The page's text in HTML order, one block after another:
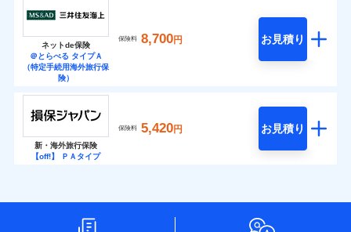
ネットde保険
＠とらべる タイプＡ
（特定手続用海外旅行保
険）
保険料 8,700円 お見積り
新・海外旅行保険
【off!】 ＰＡタイプ
保険料 5,420円 お見積り